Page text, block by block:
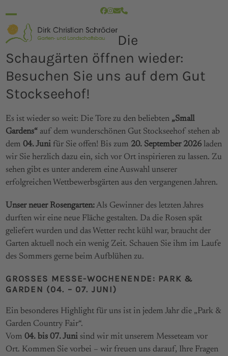
to
content
Facebook
Instagram
E-Telefon
Open
mobile
menu
Close
mobile
menu
Die
Schaugärten öffnen wieder:
Besuchen Sie uns auf dem Gut
Stockseehof!
Es ist wieder so weit: Die Tore zu den beliebten „Small
Gardens“ auf dem wunderschönen Gut Stockseehof stehen ab
dem04. Juni für Sie offen! Bis zum 20. September 2026 laden
wir Sie herzlich dazu ein, sich vor Ort inspirieren zu lassen. Zu
sehen gibt es unter anderem eine Auswahl unserer
erfolgreichen Wettbewerbsgärten aus den vergangenen Jahren.
Unser neuer Rosengarten:Als Gewinner des letzten Jahres
durften wir eine neue Fläche gestalten. Da die Rosen spät
geliefert wurden und das Wetter recht kühl war, braucht der
Garten aktuell noch ein wenig Zeit. Schauen Sie ihm im Laufe
des Sommers gerne beim Aufblühen zu.
GROSSES MESSE-WOCHENENDE: PARK & G
ARDEN (04. – 07. JUNI)
Ein besonderes Highlight für uns ist in jedem Jahr die „Park &
Garden Country Fair“.
Vom04. bis 07. Juni sind wir mit unserem Messeteam vor
Ort. Kommen Sie vorbei – wir freuen uns darauf, Ihre Fragen